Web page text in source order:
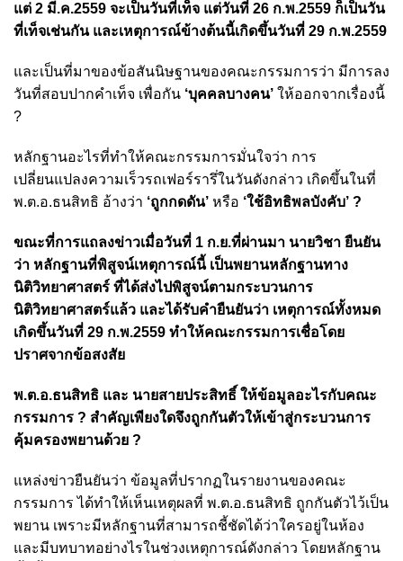
แต่ 2 มี.ค.2559 จะเป็นวันที่เท็จ แต่วันที่ 26 ก.พ.2559 ก็เป็นวัน
ที่เท็จเช่นกัน และเหตุการณ์ข้างต้นนี้เกิดขึ้นวันที่ 29 ก.พ.2559
และเป็นที่มาของข้อสันนิษฐานของคณะกรรมการว่า มีการลง
วันที่สอบปากคำเท็จ เพื่อกัน ‘บุคคลบางคน’ ให้ออกจากเรื่องนี้
?
หลักฐานอะไรที่ทำให้คณะกรรมการมั่นใจว่า การ
เปลี่ยนแปลงความเร็วรถเฟอร์รารึ่ในวันดังกล่าว เกิดขึ้นในที่
พ.ต.อ.ธนสิทธิ อ้างว่า ‘ถูกกดดัน’ หรือ ‘ใช้อิทธิพลบังคับ’ ?
ขณะที่การแถลงข่าวเมื่อวันที่ 1 ก.ย.ที่ผ่านมา นายวิชา ยืนยัน
ว่า หลักฐานที่พิสูจน์เหตุการณ์นี้ เป็นพยานหลักฐานทาง
นิติวิทยาศาสตร์ ที่ได้ส่งไปพิสูจน์ตามกระบวนการ
นิติวิทยาศาสตร์แล้ว และได้รับคำยืนยันว่า เหตุการณ์ทั้งหมด
เกิดขึ้นวันที่ 29 ก.พ.2559 ทำให้คณะกรรมการเชื่อโดย
ปราศจากข้อสงสัย
พ.ต.อ.ธนสิทธิ และ นายสายประสิทธิ์ ให้ข้อมูลอะไรกับคณะ
กรรมการ ? สำคัญเพียงใดจึงถูกกันตัวให้เข้าสู่กระบวนการ
คุ้มครองพยานด้วย ?
แหล่งข่าวยืนยันว่า ข้อมูลที่ปรากฏในรายงานของคณะ
กรรมการ ได้ทำให้เห็นเหตุผลที่ พ.ต.อ.ธนสิทธิ ถูกกันตัวไว้เป็น
พยาน เพราะมีหลักฐานที่สามารถชี้ชัดได้ว่าใครอยู่ในห้อง
และมีบทบาทอย่างไรในช่วงเหตุการณ์ดังกล่าว โดยหลักฐาน